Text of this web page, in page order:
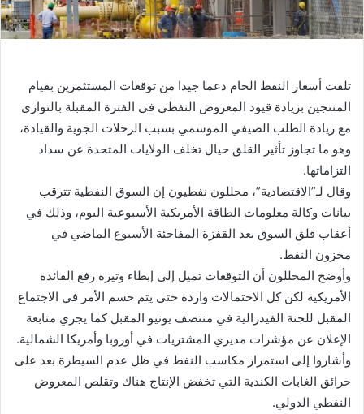
ك
ت
ن
ا
تلقت أسعار النفط الخام دعما جيدا من توقعات المستثمرين بقيام
المنتجين بزيادة قيود المعروض النفطي في الفترة المقبلة بالتوازي
مع زيادة الطلب الصيفي الموسمي بسبب الرحلات الجوية والقيادة،
وهو ما تجاوز تأثير القلق حيال تخلف الولايات المتحدة عن سداد
التزاماتها.
وقال لـ”الاقتصادية”، محللون نفطيون إن السوق النفطية تترقب
بيانات وكالة معلومات الطاقة الأمريكية الأسبوعية اليوم، وذلك في
أعقاب قلق السوق بعد القفزة المفاجئة الأسبوع الماضي في
مخزون النفط.
وأوضح المحللون أن التوقعات تميل إلى إبطاء وتيرة رفع الفائدة
الأمريكية لكن كل الاحتمالات واردة حتى يتم حسم الأمر في الاجتماع
المقبل للجنة الفيدرالية في منتصف يونيو المقبل كما يجري متابعة
الإعلان عن مؤشرات مديري المشتريات في أوروبا وأمريكا الشمالية.
وأشاروا إلى استمرار مكاسب النفط في ظل عدم السيطرة بعد على
حرائق الغابات الكندية التي تخفض الإنتاج هناك وتقلص المعروض
النفطي الدولي.